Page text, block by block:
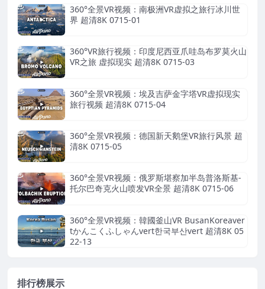
360°全景VR视频：南极洲VR虚拟之旅行冰川世
界 超清8K 0715-01
360°VR旅行视频：印度尼西亚爪哇岛布罗莫火山
VR之旅 虚拟现实 超清8K 0715-03
360°全景VR视频：埃及吉萨金字塔VR虚拟现实
旅行视频 超清8K 0715-04
360°全景VR视频：德国新天鹅堡VR旅行风景 超
清8K 0715-05
360°全景VR视频：俄罗斯堪察加半岛普洛斯基-
托尔巴奇克火山喷发VR全景 超清8K 0715-06
360°全景VR视频：韓國釜山VR BusanKoreaver
tかんこくふしゃんvert한국부산vert 超清8K 05
22-13
排行榜展示